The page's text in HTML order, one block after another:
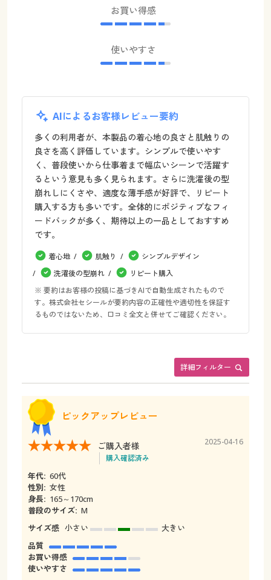
お買い得感
使いやすさ
AIによるお客様レビュー要約
多くの利用者が、本製品の着心地の良さと肌触りの
良さを高く評価しています。シンプルで使いやす
く、普段使いから仕事着まで幅広いシーンで活躍す
るという意見も多く見られます。さらに洗濯後の型
崩れしにくさや、適度な薄手感が好評で、リピート
購入する方も多いです。全体的にポジティブなフィ
ードバックが多く、期待以上の一品としておすすめ
です。
着心地 肌触り
シンプルデザイン
洗濯後の型崩れ
リピート購入
※ 要約はお客様の投稿に基づきAIで自動生成されたもので
す。株式会社セシールが要約内容の正確性や適切性を保証す
るものではないため、口コミ全文と併せてご確認ください。
詳細フィルター
ピックアップレビュー
ご購入者様
購入確認済み
2025-04-16
年代: 60代
性別: 女性
身長: 165～170cm
普段のサイズ: M
サイズ感 小さい
大きい
品質
お買い得感
使いやすさ